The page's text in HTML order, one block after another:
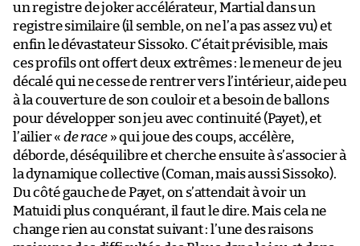
un registre de joker accélérateur, Martial dans un
registre similaire (il semble, on ne l’a pas assez vu) et
enfin le dévastateur Sissoko. C’était prévisible, mais
ces profils ont offert deux extrêmes : le meneur de jeu
décalé qui ne cesse de rentrer vers l’intérieur, aide peu
à la couverture de son couloir et a besoin de ballons
pour développer son jeu avec continuité (Payet), et
l’ailier «de race» qui joue des coups, accélère,
déborde, déséquilibre et cherche ensuite à s’associer à
la dynamique collective (Coman, mais aussi Sissoko).
Du côté gauche de Payet, on s’attendait à voir un
Matuidi plus conquérant, il faut le dire. Mais cela ne
change rien au constat suivant : l’une des raisons